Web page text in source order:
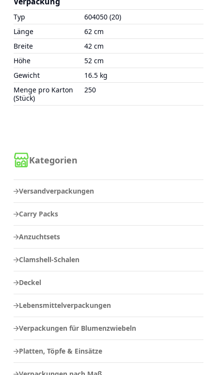
Kategorien
Versandverpackungen
Carry Packs
Anzuchtsets
Clamshell-Schalen
Deckel
Lebensmittelverpackungen
Verpackungen für Blumenzwiebeln
Platten, Töpfe & Einsätze
Typ
604050 (20)
Länge
62 cm
Breite
42 cm
Höhe
52 cm
Gewicht
16.5 kg
Menge pro Karton
(Stück)
250